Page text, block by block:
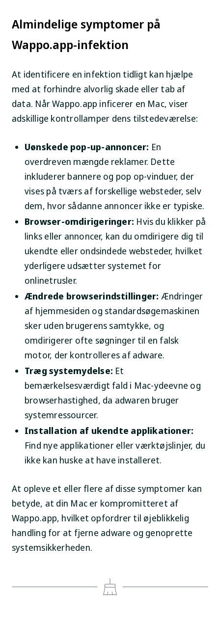
Almindelige symptomer på
Wappo.app-infektion
At identificere en infektion tidligt kan hjælpe
med at forhindre alvorlig skade eller tab af
data. Når Wappo.app inficerer en Mac, viser
adskillige kontrollamper dens tilstedeværelse:
Uønskede pop-up-annoncer: En
overdreven mængde reklamer. Dette
inkluderer bannere og pop op-vinduer, der
vises på tværs af forskellige websteder, selv
dem, hvor sådanne annoncer ikke er typiske.
Browser-omdirigeringer: Hvis du klikker på
links eller annoncer, kan du omdirigere dig til
ukendte eller ondsindede websteder, hvilket
yderligere udsætter systemet for
onlinetrusler.
Ændrede browserindstillinger: Ændringer
af hjemmesiden og standardsøgemaskinen
sker uden brugerens samtykke, og
omdirigerer ofte søgninger til en falsk
motor, der kontrolleres af adware.
Træg systemydelse: Et
bemærkelsesværdigt fald i Mac-ydeevne og
browserhastighed, da adwaren bruger
systemressourcer.
Installation af ukendte applikationer:
Find nye applikationer eller værktøjslinjer, du
ikke kan huske at have installeret.
At opleve et eller flere af disse symptomer kan
betyde, at din Mac er kompromitteret af
Wappo.app, hvilket opfordrer til øjeblikkelig
handling for at fjerne adware og genoprette
systemsikkerheden.